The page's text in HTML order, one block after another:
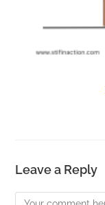
Leave a Reply